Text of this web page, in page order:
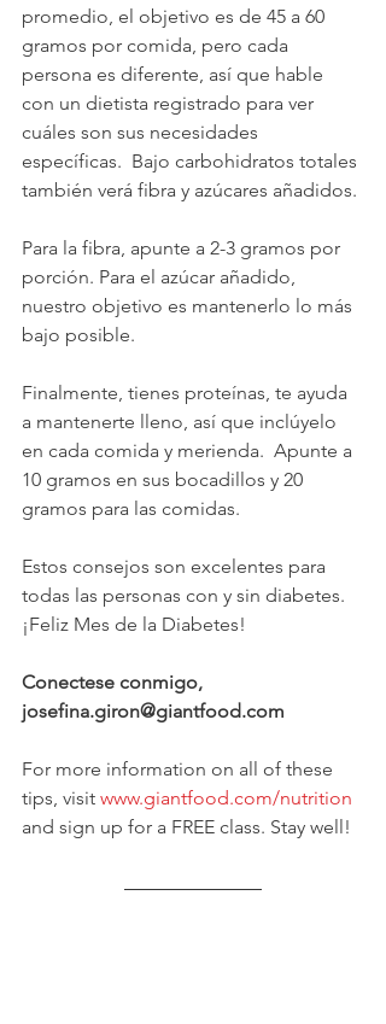
promedio, el objetivo es de 45 a 60
gramos por comida, pero cada
persona es diferente, así que hable
con un dietista registrado para ver
cuáles son sus necesidades
específicas.  Bajo carbohidratos totales
también verá fibra y azúcares añadidos.
Para la fibra, apunte a 2-3 gramos por
porción. Para el azúcar añadido,
nuestro objetivo es mantenerlo lo más
bajo posible.
Finalmente, tienes proteínas, te ayuda
a mantenerte lleno, así que inclúyelo
en cada comida y merienda.  Apunte a
10 gramos en sus bocadillos y 20
gramos para las comidas.
Estos consejos son excelentes para
todas las personas con y sin diabetes.
¡Feliz Mes de la Diabetes!
Conectese conmigo,
josefina.giron@giantfood.com
For more information on all of these
tips, visit www.giantfood.com/nutrition
and sign up for a FREE class. Stay well!